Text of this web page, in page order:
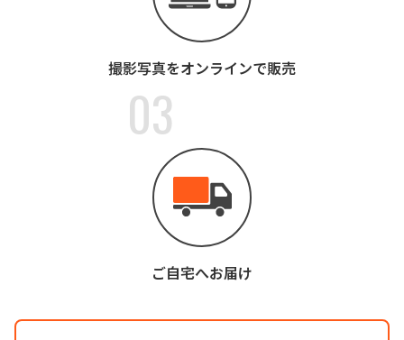
撮影写真をオンラインで販売
03
ご自宅へお届け